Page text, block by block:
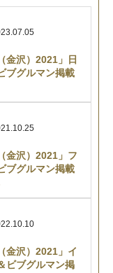
金沢）2021」日
ブグルマン掲載
金沢）2021」フ
ブグルマン掲載
金沢）2021」イ
ビブグルマン掲